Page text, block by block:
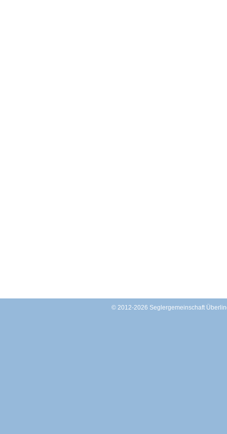
© 2012-2026 Seglergemeinschaft